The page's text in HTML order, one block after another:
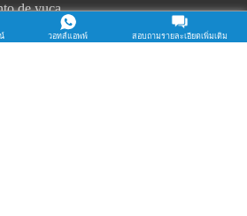
de yuca
วอทส์แอพพ์ สอบถามรายละเอียดเพิ่มเติม